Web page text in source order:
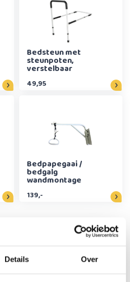
Details Over
Bedsteun met
steunpoten,
verstelbaar
49,95
Bedpapegaai /
bedgalg
wandmontage
139,-